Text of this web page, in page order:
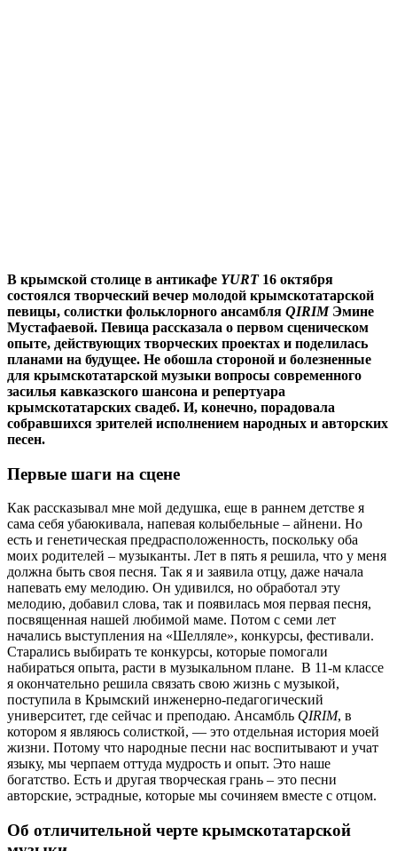
В крымской столице в антикафе YURT16 октября
состоялся творческий вечер молодой крымскотатарской
певицы, солистки фольклорного ансамбля QIRIMЭмине
Мустафаевой. Певица рассказала о первом сценическом
опыте, действующих творческих проектах и поделилась
планами на будущее. Не обошла стороной и болезненные
для крымскотатарской музыки вопросы современного
засилья кавказского шансона и репертуара
крымскотатарских свадеб. И, конечно, порадовала
собравшихся зрителей исполнением народных и авторских
песен.
Первые шаги на сцене
Как рассказывал мне мой дедушка, еще в раннем детстве я
сама себя убаюкивала, напевая колыбельные – айнени. Но
есть и генетическая предрасположенность, поскольку оба
моих родителей – музыканты. Лет в пять я решила, что у меня
должна быть своя песня. Так я и заявила отцу, даже начала
напевать ему мелодию. Он удивился, но обработал эту
мелодию, добавил слова, так и появилась моя первая песня,
посвященная нашей любимой маме. Потом с семи лет
начались выступления на «Шелляле», конкурсы, фестивали.
Старались выбирать те конкурсы, которые помогали
набираться опыта, расти в музыкальном плане. В 11-м классе
я окончательно решила связать свою жизнь с музыкой,
поступила в Крымский инженерно-педагогический
университет, где сейчас и преподаю. Ансамбль QIRIM, в
котором я являюсь солисткой, — это отдельная история моей
жизни. Потому что народные песни нас воспитывают и учат
языку, мы черпаем оттуда мудрость и опыт. Это наше
богатство. Есть и другая творческая грань – это песни
авторские, эстрадные, которые мы сочиняем вместе с отцом.
Об отличительной черте крымскотатарской